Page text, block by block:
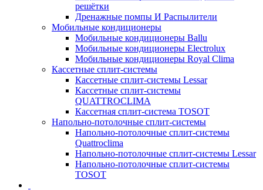
решётки
Дренажные помпы И Распылители
Мобильные кондиционеры
Мобильные кондиционеры Ballu
Мобильные кондиционеры Electrolux
Мобильные кондиционеры Royal Clima
Кассетные сплит-системы
Кассетные сплит-системы Lessar
Кассетные сплит-системы
QUATTROCLIMA
Кассетная сплит-система TOSOT
Напольно-потолочные сплит-системы
Напольно-потолочные сплит-системы
Quattroclima
Напольно-потолочные сплит-системы Lessar
Напольно-потолочные сплит-системы
TOSOT